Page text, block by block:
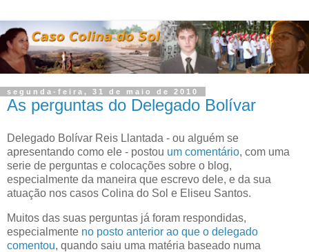
segunda-feira, 31 de maio de 2010
As perguntas do Delegado Bolívar
Delegado Bolívar Reis Llantada - ou alguém se
apresentando como ele - postou um comentário, com uma
serie de perguntas e colocações sobre o blog,
especialmente da maneira que escrevo dele, e da sua
atuação nos casos Colina do Sol e Eliseu Santos.
Muitos das suas perguntas já foram respondidas,
especialmente no posto anterior ao que o delegado
comentou, quando saiu uma matéria baseado numa